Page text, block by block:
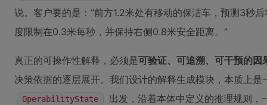
说。客户要的是：“前方1.2米处有移动的保洁车，预测3秒
度限制在0.3米每秒，并保持右侧0.8米安全距离。”
真正的可操作性解释，必须是可验证、可追溯、可干预的因
决策依据的逐层展开。我们设计的解释生成模块，本质上是
OperabilityState
出发，沿着本体中定义的推理规则